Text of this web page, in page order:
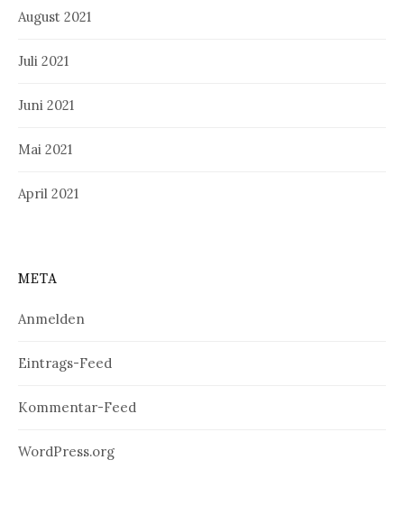
August 2021
Juli 2021
Juni 2021
Mai 2021
April 2021
META
Anmelden
Eintrags-Feed
Kommentar-Feed
WordPress.org